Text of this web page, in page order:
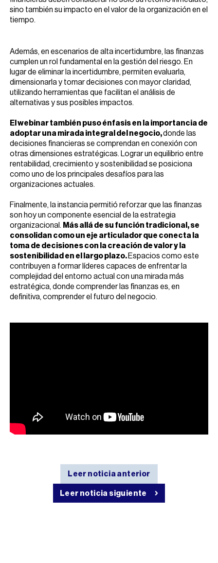
sino también su impacto en el valor de la organización en el
tiempo.
Además, en escenarios de alta incertidumbre, las finanzas
cumplen un rol fundamental en la gestión del riesgo. En
lugar de eliminar la incertidumbre, permiten evaluarla,
dimensionarla y tomar decisiones con mayor claridad,
utilizando herramientas que facilitan el análisis de
alternativas y sus posibles impactos.
El webinar también puso énfasis en la importancia de
adoptar una mirada integral del negocio,donde las
decisiones financieras se comprendan en conexión con
otras dimensiones estratégicas. Lograr un equilibrio entre
rentabilidad, crecimiento y sostenibilidad se posiciona
como uno de los principales desafíos para las
organizaciones actuales.
Finalmente, la instancia permitió reforzar que las finanzas
son hoy un componente esencial de la estrategia
organizacional. Más allá de su función tradicional, se
consolidan como un eje articulador que conecta la
toma de decisiones con la creación de valor y la
sostenibilidad en el largo plazo. Espacios como este
contribuyen a formar líderes capaces de enfrentar la
complejidad del entorno actual con una mirada más
estratégica, donde comprender las finanzas es, en
definitiva, comprender el futuro del negocio.
Leer noticia anterior
Leer noticia siguiente